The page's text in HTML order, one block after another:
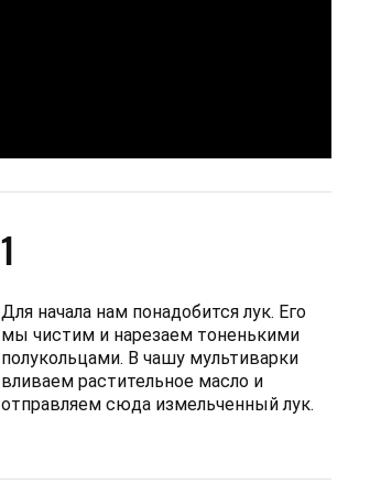
1
Для начала нам понадобится лук. Его
мы чистим и нарезаем тоненькими
полукольцами. В чашу мультиварки
вливаем растительное масло и
отправляем сюда измельченный лук.